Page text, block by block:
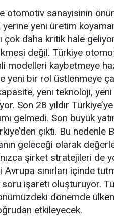
otomotiv sanayisinin
yeni üretim
çok daha kritik hale
değil. Türkiye
modelleri kaybetmeye
yeni bir rol üstlenmeye
yeni teknoloji,
Son 28 yıldır
gelmedi. Son büyük
çıktı. Bu nedenle
geleceği olarak
şirket stratejileri de
sınırları içinde
işareti oluşturuyor.
dönemde
etkileyecek.